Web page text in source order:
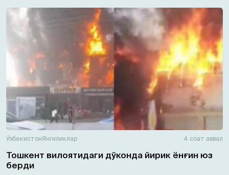
ЎзбекистонЯнгиликлар 4 соат аввал
Тошкент вилоятидаги дўконда йирик ёнғин юз
берди